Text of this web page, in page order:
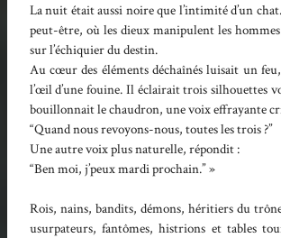
La nuit était aussi noire que l’intimité d’un
peut-être, où les dieux manipulent les
sur l’échiquier du destin.
Au cœur des éléments déchaînés luisait un
l’œil d’une fouine. Il éclairait trois silhouettes
bouillonnait le chaudron, une voix effrayante
“Quand nous revoyons-nous, toutes les trois ?”
Une autre voix plus naturelle, répondit :
“Ben moi, j’peux mardi prochain.” »
Rois, nains, bandits, démons, héritiers du
usurpateurs, fantômes, histrions et tables